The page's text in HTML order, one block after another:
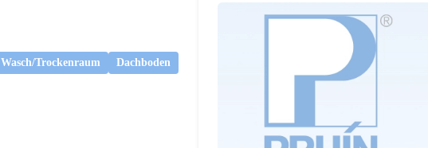
Wasch/Trockenraum
Dachboden